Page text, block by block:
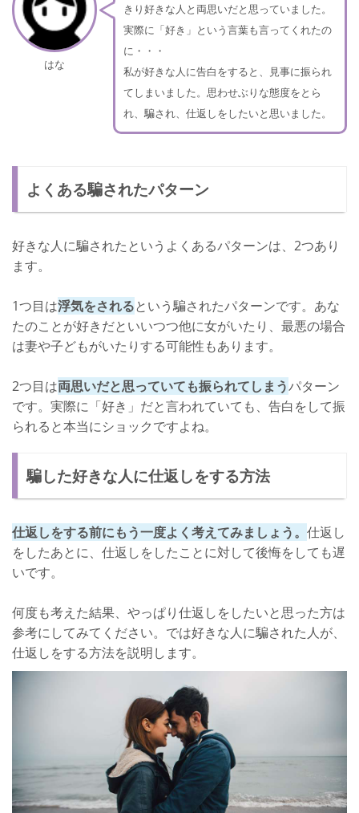
はな
きり好きな人と両思いだと思っていました。
実際に「好き」という言葉も言ってくれたの
に・・・
私が好きな人に告白をすると、見事に振られ
てしまいました。思わせぶりな態度をとら
れ、騙され、仕返しをしたいと思いました。
よくある騙されたパターン
好きな人に騙されたというよくあるパターンは、2つあり
ます。
1つ目は浮気をされるという騙されたパターンです。あな
たのことが好きだといいつつ他に女がいたり、最悪の場合
は妻や子どもがいたりする可能性もあります。
2つ目は両思いだと思っていても振られてしまうパターン
です。実際に「好き」だと言われていても、告白をして振
られると本当にショックですよね。
騙した好きな人に仕返しをする方法
仕返しをする前にもう一度よく考えてみましょう。 仕返し
をしたあとに、仕返しをしたことに対して後悔をしても遅
いです。
何度も考えた結果、やっぱり仕返しをしたいと思った方は
参考にしてみてください。では好きな人に騙された人が、
仕返しをする方法を説明します。